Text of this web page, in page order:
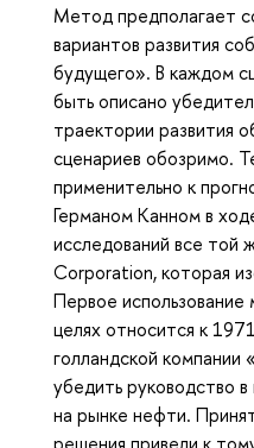
Метод предполагает
вариантов развития
будущего». В каждом
быть описано
траектории развития
сценариев обозримо.
применительно к
Германом Канном в
исследований все той
Corporation, которая
Первое
целях относится к
голландской компании
убедить руководство
на рынке нефти.